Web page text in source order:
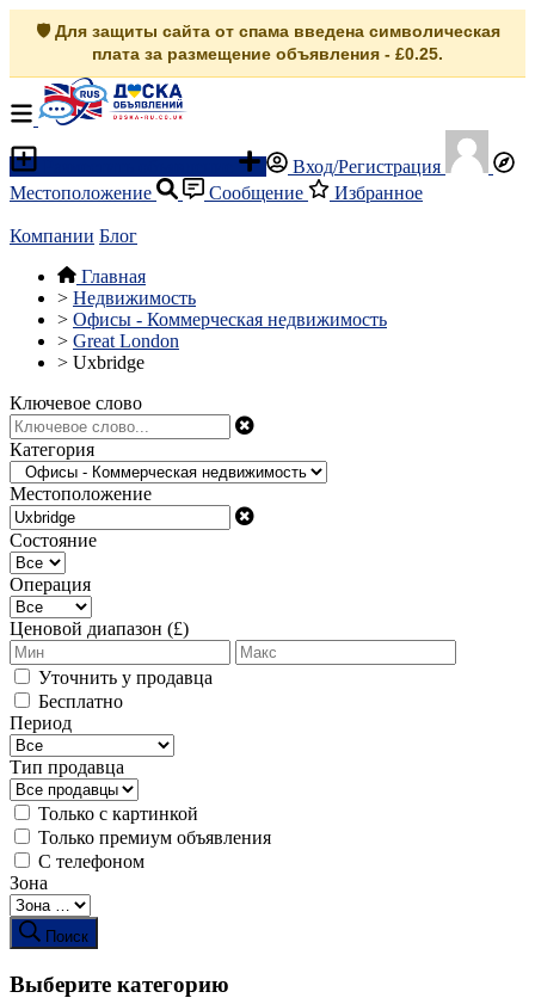
🛡️ Для защиты сайта от спама введена символическая
плата за размещение объявления - £0.25.
Вход/Регистрация
Местоположение
Сообщение Избранное
Компании Блог
Главная
> Недвижимость
> Офисы - Коммерческая недвижимость
> Great London
> Uxbridge
Ключевое слово
Категория
Местоположение
Состояние
Операция
Ценовой диапазон (£)
Уточнить у продавца
Бесплатно
Период
Тип продавца
Только с картинкой
Только премиум объявления
С телефоном
Зона
Поиск
Выберите категорию